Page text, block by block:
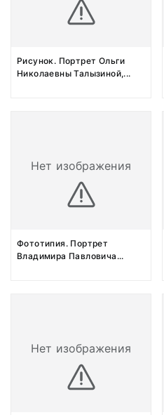
Рисунок. Портрет Ольги
Николаевны Талызиной,...
Нет изображения
Фототипия. Портрет
Владимира Павловича ...
Нет изображения